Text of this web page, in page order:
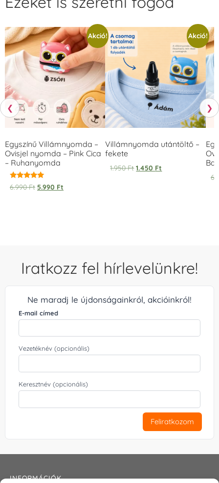
❮
Akció!
Egyszínű Villámnyomda –
Ovisjel nyomda – Pink Cica
– Ruhanyomda
Értékelés:
5.00
6.990Ft 5.990 Ft
Akció!
Villámnyomda utántöltő –
fekete
1.950Ft 1.450 Ft
❯
Iratkozz fel hírlevelünkre!
Ne maradj le újdonságainkról, akcióinkról!
E-mail címed
Vezetéknév (opcionális)
Keresztnév (opcionális)
Feliratkozom
INFORMÁCIÓK